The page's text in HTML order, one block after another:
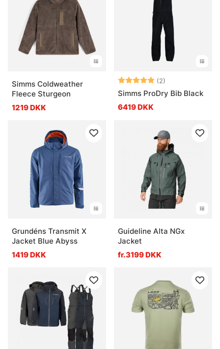
Simms Coldweather
Fleece Sturgeon
1219 DKK
Vurdering: (2)
Simms ProDry Bib Black
6419 DKK
Grundéns Transmit X
Jacket Blue Abyss
1419 DKK
Guideline Alta NGx
Jacket
fr.3199 DKK